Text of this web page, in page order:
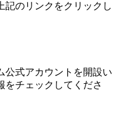
記のリンクをクリックし
公式アカウントを開設い
をチェックしてくださ